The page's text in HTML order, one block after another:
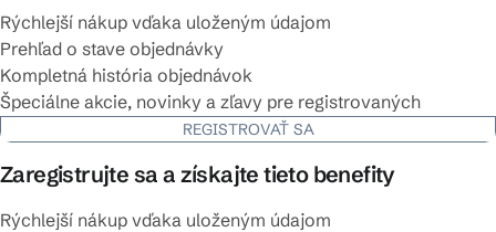
Rýchlejší nákup vďaka uloženým údajom
Prehľad o stave objednávky
Kompletná história objednávok
Špeciálne akcie, novinky a zľavy pre registrovaných
REGISTROVAŤ SA
Zaregistrujte sa a získajte tieto benefity
Rýchlejší nákup vďaka uloženým údajom